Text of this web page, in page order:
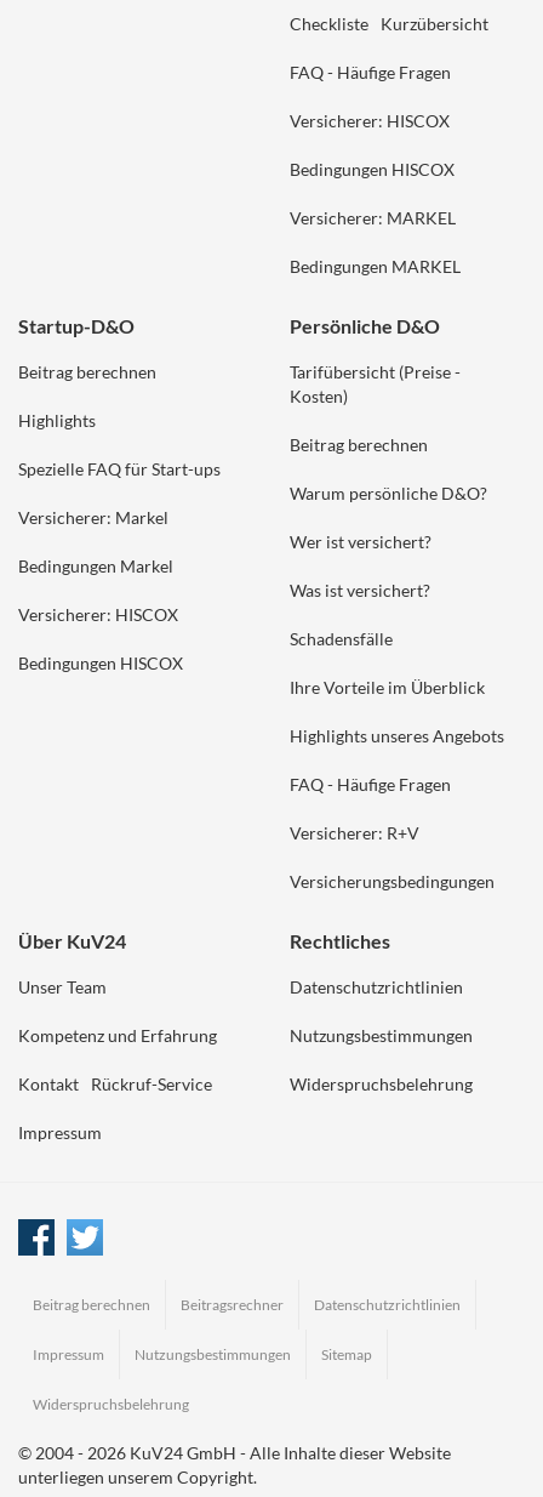
Checkliste Kurzübersicht
FAQ - Häufige Fragen
Versicherer: HISCOX
Bedingungen HISCOX
Versicherer: MARKEL
Bedingungen MARKEL
Startup-D&O
Beitrag berechnen
Highlights
Spezielle FAQ für Start-ups
Versicherer: Markel
Bedingungen Markel
Versicherer: HISCOX
Bedingungen HISCOX
Persönliche D&O
Tarifübersicht (Preise -
Kosten)
Beitrag berechnen
Warum persönliche D&O?
Wer ist versichert?
Was ist versichert?
Schadensfälle
Ihre Vorteile im Überblick
Highlights unseres Angebots
FAQ - Häufige Fragen
Versicherer: R+V
Versicherungsbedingungen
Über KuV24
Unser Team
Kompetenz und Erfahrung
Kontakt Rückruf-Service
Impressum
Rechtliches
Datenschutzrichtlinien
Nutzungsbestimmungen
Widerspruchsbelehrung
Beitrag berechnen Beitragsrechner Datenschutzrichtlinien
Impressum Nutzungsbestimmungen Sitemap
Widerspruchsbelehrung
© 2004 - 2026 KuV24 GmbH - Alle Inhalte dieser Website
unterliegen unserem Copyright.